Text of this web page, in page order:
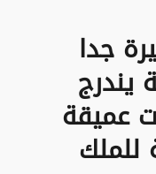
جدا
يندرج
عميقة
للملك